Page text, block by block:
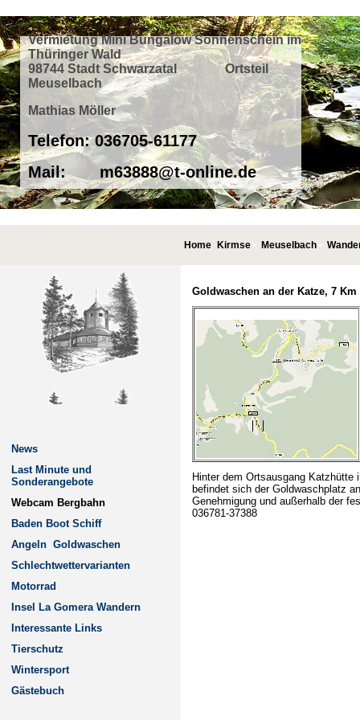
Vermietung Mini Bungalow Sonnenschein im
Thüringer Wald
98744 Stadt Schwarzatal Ortsteil
Meuselbach
Mathias Möller
Telefon: 036705-61177
Mail: m63888@t-online.de
Home Kirmse Meuselbach
News
Last Minute und
Sonderangebote
Webcam Bergbahn
Baden Boot Schiff
Angeln Goldwaschen
Schlechtwettervarianten
Motorrad
Insel La Gomera Wandern
Interessante Links
Tierschutz
Wintersport
Gästebuch
Goldwaschen an der Katze, 7
Hinter dem Ortsausgang Katzhütte
befindet sich der Goldwaschplatz
Genehmigung und außerhalb der
036781-37388